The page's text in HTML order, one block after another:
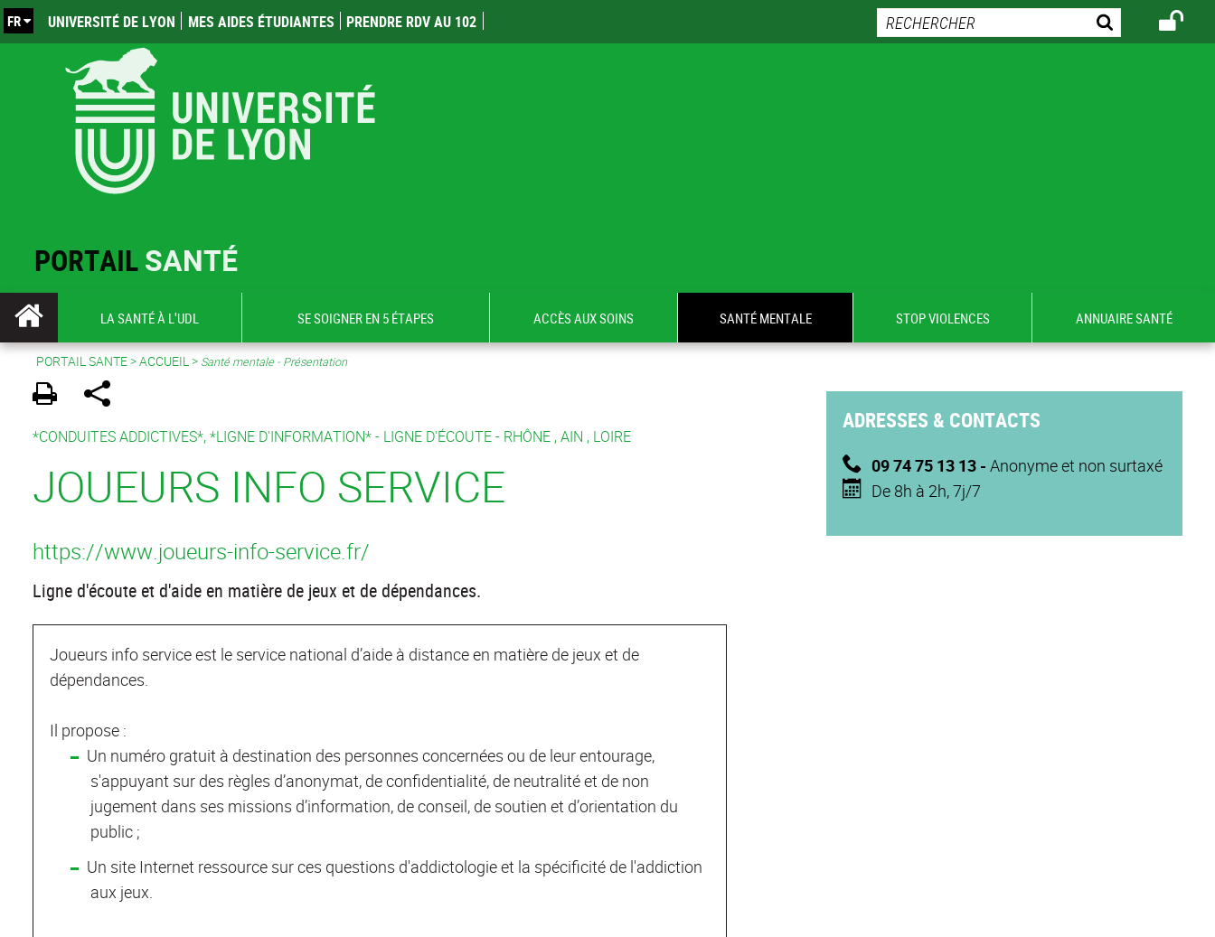
PORTAILSANTÉ
UNIVERSITÉ DE LYON MES AIDES ÉTUDIANTES PRENDRE RDV AU 102
FR
LA SANTÉ À L'UDL SE SOIGNER EN 5 ÉTAPES ACCÈS AUX SOINS SANTÉ MENTALE STOP VIOLENCES ANNUAIRE SANTÉ
PORTAIL SANTE>ACCUEIL> Santé mentale - Présentation
*CONDUITES ADDICTIVES*, *LIGNE D'INFORMATION* - LIGNE D'ÉCOUTE - RHÔNE ,AIN , LOIRE
JOUEURS INFO SERVICE
https://www.joueurs-info-service.fr/
Ligne d'écoute et d'aide en matière de jeux et de dépendances.
Joueurs info service est le service national d’aide à distance en matière de jeux et de
dépendances.
Il propose :
Un numéro gratuit à destination des personnes concernées ou de leur entourage,
s'appuyant sur des règles d’anonymat, de confidentialité, de neutralité et de non
jugement dans ses missions d’information, de conseil, de soutien et d’orientation du
public ;
Un site Internet ressource sur ces questions d'addictologie et la spécificité de l'addiction
aux jeux.
ADRESSES & CONTACTS
09 74 75 13 13 - Anonyme et non surtaxé
De 8h à 2h, 7j/7